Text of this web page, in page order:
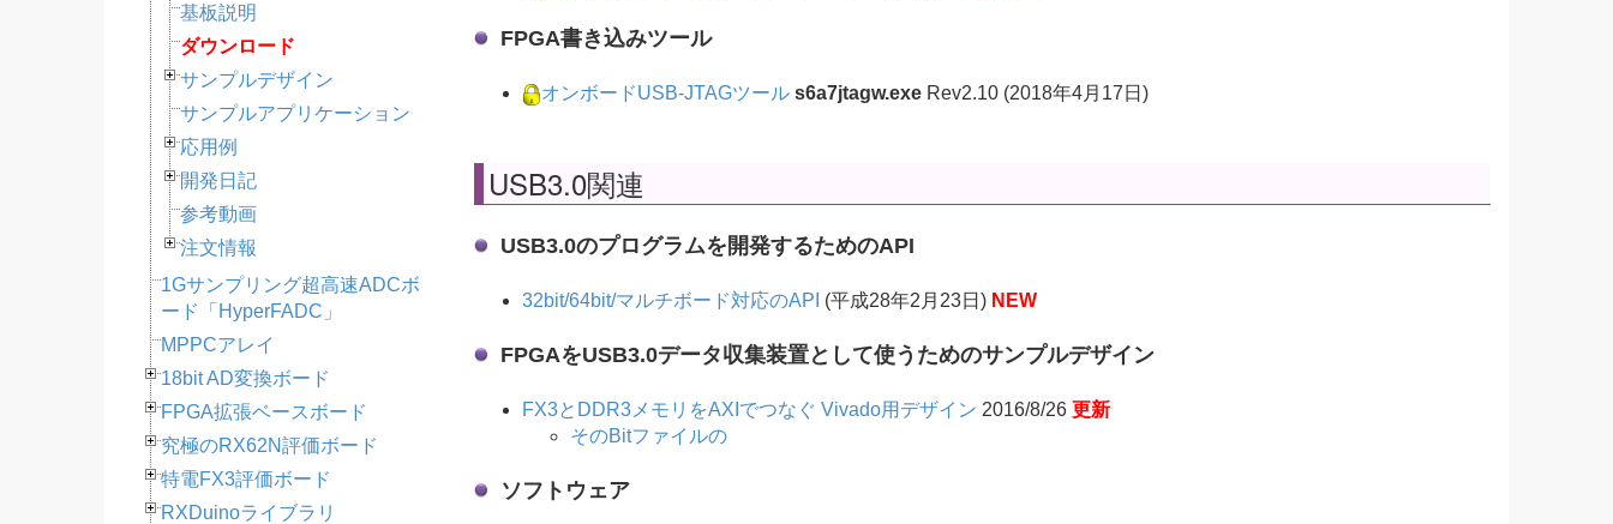
基板説明
ダウンロード
サンプルデザイン
サンプルアプリケーション
応用例
開発日記
参考動画
注文情報
1Gサンプリング超高速ADCボ
ード「HyperFADC」
MPPCアレイ
18bit AD変換ボード
FPGA拡張ベースボード
究極のRX62N評価ボード
特電FX3評価ボード
RXDuinoライブラリ
FPGA書き込みツール
オンボードUSB-JTAGツール s6a7jtagw.exeRev2.10 (2018年4月17日)
USB3.0関連
USB3.0のプログラムを開発するためのAPI
32bit/64bit/マルチボード対応のAPI (平成28年2月23日) NEW
FPGAをUSB3.0データ収集装置として使うためのサンプルデザイン
FX3とDDR3メモリをAXIでつなぐ Vivado用デザイン 2016/8/26 更新
そのBitファイルの
ソフトウェア